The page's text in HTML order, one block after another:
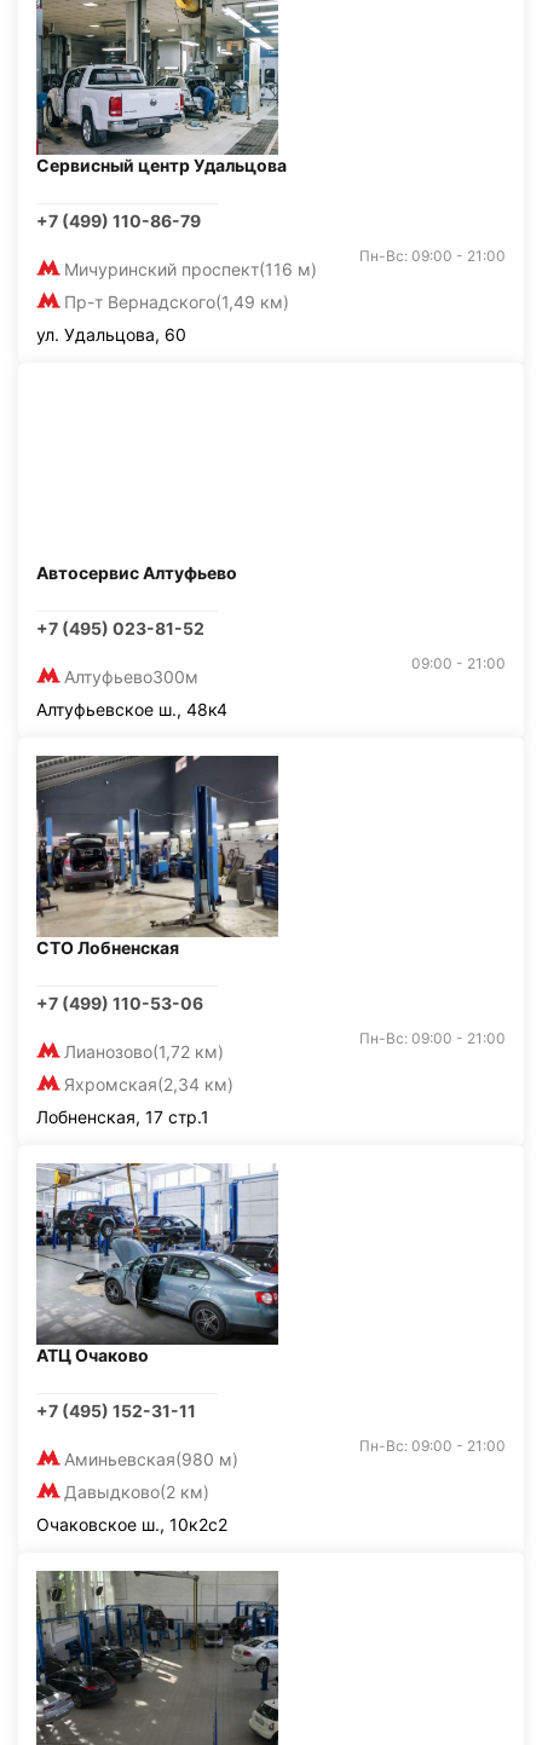
Сервисный центр Удальцова
+7 (499) 110-86-79
Мичуринский проспект(116 м)
Пр-т Вернадского(1,49 км)
Пн-Вс: 09:00 - 21:00
ул. Удальцова, 60
Автосервис Алтуфьево
+7 (495) 023-81-52
Алтуфьево300м
09:00 - 21:00
Алтуфьевское ш., 48к4
СТО Лобненская
+7 (499) 110-53-06
Лианозово(1,72 км)
Яхромская(2,34 км)
Пн-Вс: 09:00 - 21:00
Лобненская, 17 стр.1
АТЦ Очаково
+7 (495) 152-31-11
Аминьевская(980 м)
Давыдково(2 км)
Пн-Вс: 09:00 - 21:00
Очаковское ш., 10к2с2